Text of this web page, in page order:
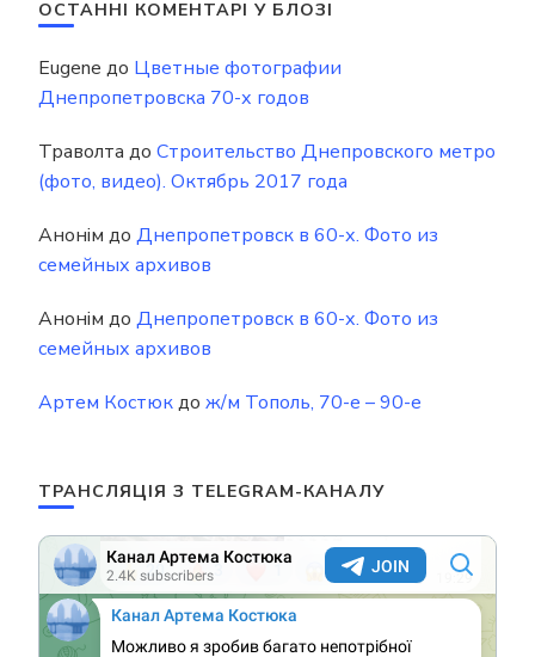
ОСТАННІ КОМЕНТАРІ У БЛОЗІ
Eugene до Цветные фотографии
Днепропетровска 70-х годов
Траволта до Строительство Днепровского метро
(фото, видео). Октябрь 2017 года
Анонім до Днепропетровск в 60-х. Фото из
семейных архивов
Анонім до Днепропетровск в 60-х. Фото из
семейных архивов
Артем Костюкдо ж/м Тополь, 70-е – 90-е
ТРАНСЛЯЦІЯ З TELEGRAM-КАНАЛУ